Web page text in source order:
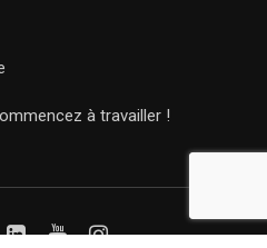
à travailler !